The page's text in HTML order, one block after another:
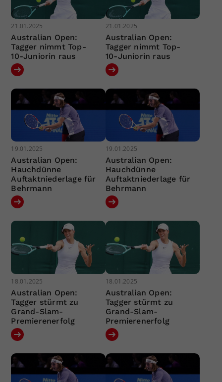
21.01.2025
Australian Open:
Tagger nimmt Top-
10-Juniorin raus
21.01.2025
Australian Open:
Tagger nimmt Top-
10-Juniorin raus
19.01.2025
Australian Open:
Hauchdünne
Auftaktniederlage für
Behrmann
19.01.2025
Australian Open:
Hauchdünne
Auftaktniederlage für
Behrmann
18.01.2025
Australian Open:
Tagger stürmt zu
Grand-Slam-
Premierenerfolg
18.01.2025
Australian Open:
Tagger stürmt zu
Grand-Slam-
Premierenerfolg